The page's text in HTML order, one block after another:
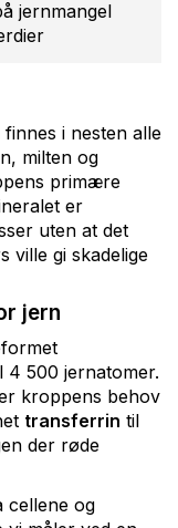
jernmangel
i nesten alle
milten og
primære
er
uten at det
ville gi skadelige
jern
500 jernatomer.
kroppens behov
transferrin til
der røde
cellene og